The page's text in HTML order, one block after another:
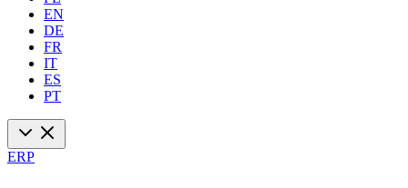
EN
DE
FR
IT
ES
PT
ERP